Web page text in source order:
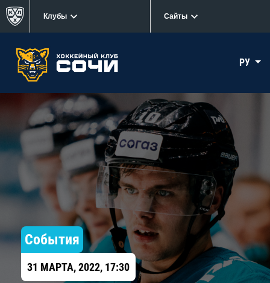
Клубы Сайты
РУ
События
31 МАРТА, 2022, 17:30